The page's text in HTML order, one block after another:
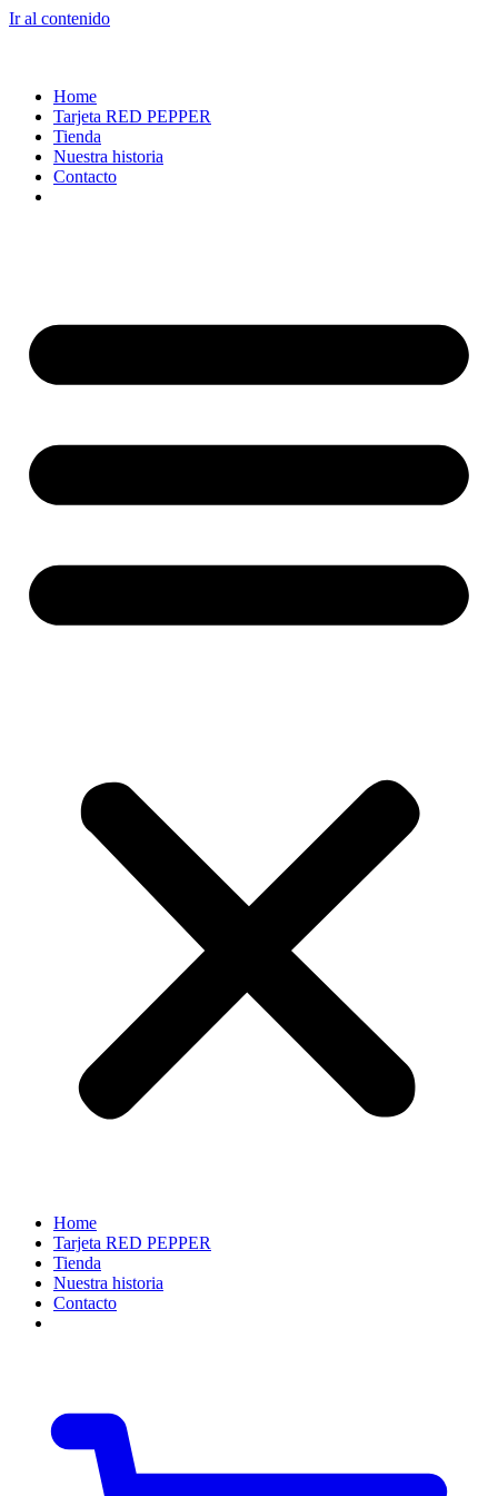
Ir al contenido
Home
Tarjeta RED PEPPER
Tienda
Nuestra historia
Contacto
Home
Tarjeta RED PEPPER
Tienda
Nuestra historia
Contacto